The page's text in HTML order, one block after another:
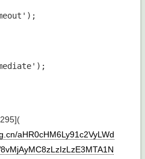
aHR0cHM6Ly91c2VyLWd